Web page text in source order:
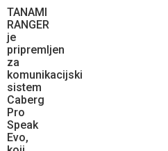
TANAMI
RANGER
je
pripremljen
za
komunikacijski
sistem
Caberg
Pro
Speak
Evo,